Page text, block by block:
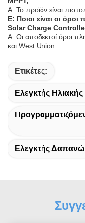
Α: Το προϊόν είναι
Ε: Ποιοι είναι οι
Solar Charge
Α: Οι αποδεκτοί όροι
και West Union.
Ετικέτες:
Ελεγκτής
Ελεγκτής